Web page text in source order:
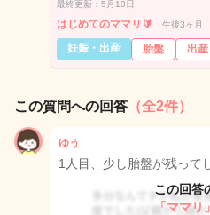
最終更新：5月10日
はじめてのママリ🔰 生後3ヶ月
妊娠・出産 胎盤 出産
この質問への回答 （全2件）
ゆう
1人目、少し胎盤が残って
この回答
「ママリ